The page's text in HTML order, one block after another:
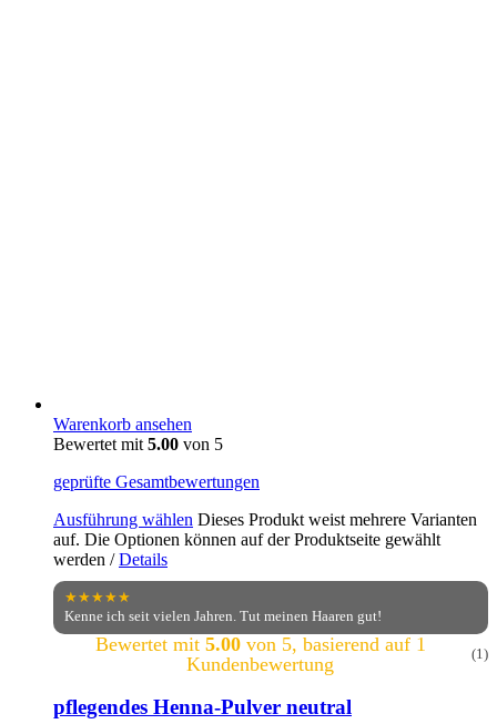
Warenkorb ansehen
Bewertet mit 5.00 von 5
geprüfte Gesamtbewertungen
Ausführung wählen Dieses Produkt weist mehrere Varianten
auf. Die Optionen können auf der Produktseite gewählt
werden / Details
★★★★★
Kenne ich seit vielen Jahren. Tut meinen Haaren gut!
Bewertet mit 5.00von 5, basierend auf 1
Kundenbewertung
(1)
pflegendes Henna-Pulver neutral